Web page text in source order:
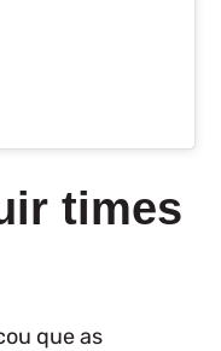
times
que as